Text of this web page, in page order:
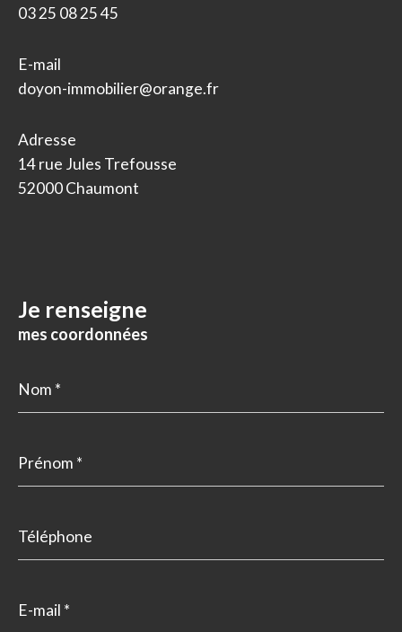
03 25 08 25 45
E-mail
doyon-immobilier@orange.fr
Adresse
14 rue Jules Trefousse
52000 Chaumont
Je renseigne
mes coordonnées
*
*
mail
*